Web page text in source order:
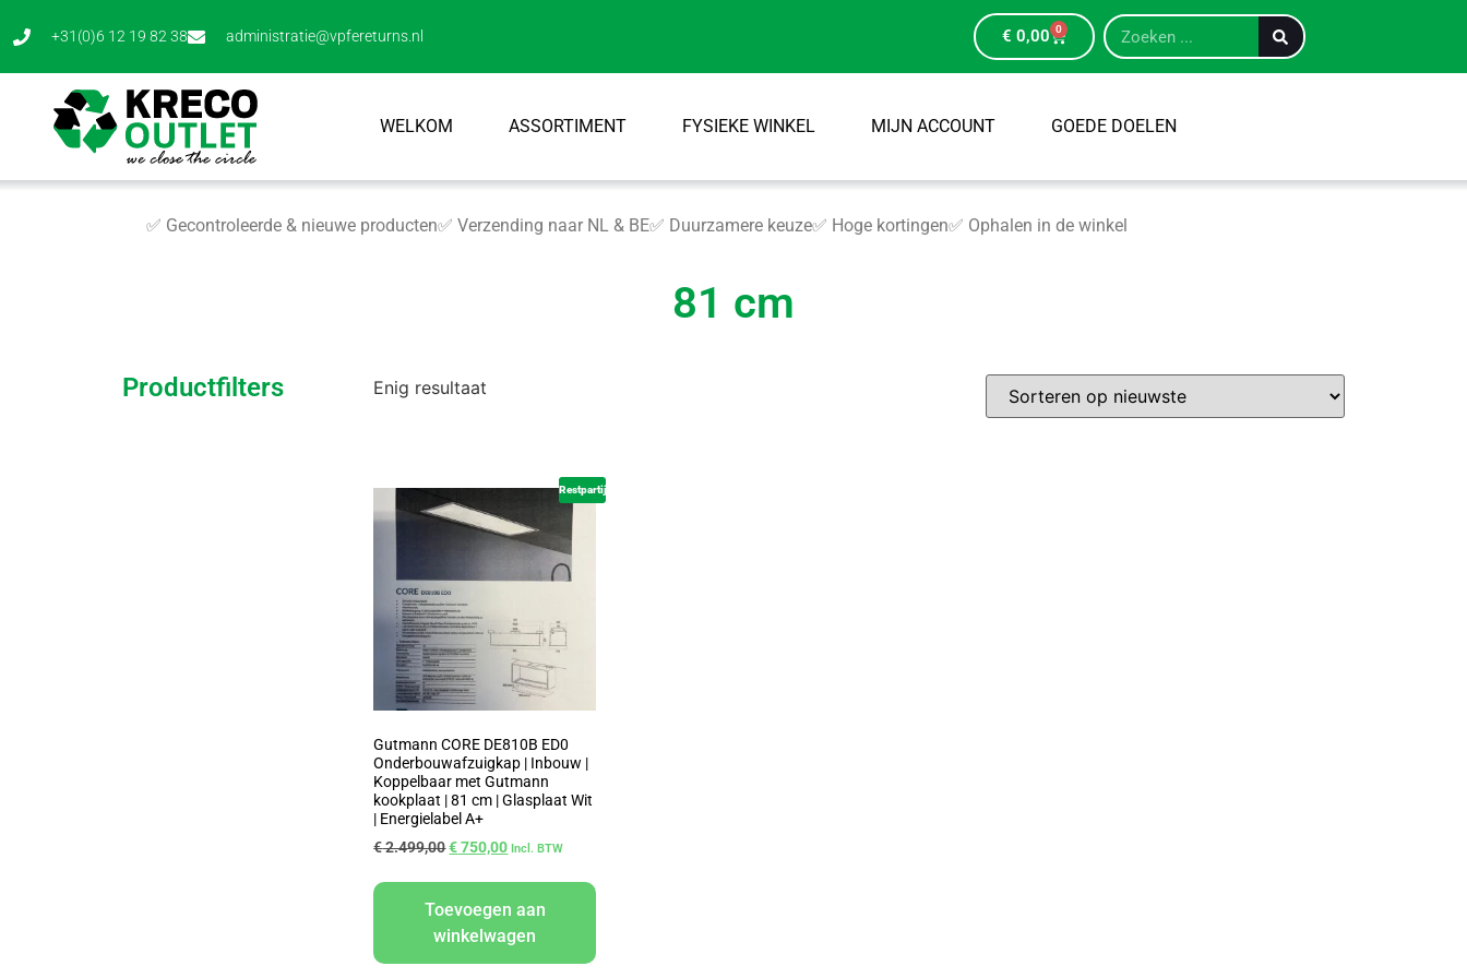
+31(0)6 12 19 82 38 administratie@vpfereturns.nl € 0,00 0
WELKOM ASSORTIMENT FYSIEKE WINKEL MIJN ACCOUNT GOEDE DOELEN
✅ Gecontroleerde & nieuwe producten✅ Verzending naar NL & BE✅ Duurzamere keuze✅ Hoge kortingen✅ Ophalen in de winkel
81 cm
Productfilters Enig resultaat
Restpartij
Gutmann CORE DE810B ED0
Onderbouwafzuigkap | Inbouw |
Koppelbaar met Gutmann
kookplaat | 81 cm | Glasplaat Wit
| Energielabel A+
€2.499,00€750,00 Incl. BTW
Toevoegen aan
winkelwagen